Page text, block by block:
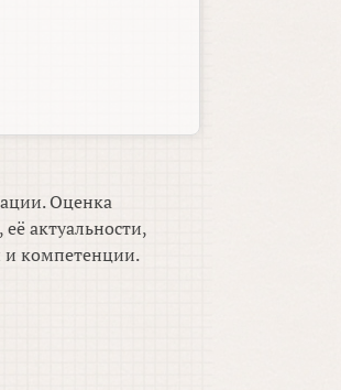
Оценка
актуальности,
компетенции.